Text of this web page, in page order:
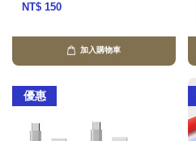
NT$ 150
加入購物車
優惠